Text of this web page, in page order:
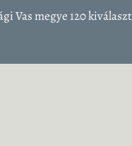
Vas megye 120